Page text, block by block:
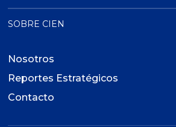
SOBRE CIEN
Nosotros
Reportes Estratégicos
Contacto